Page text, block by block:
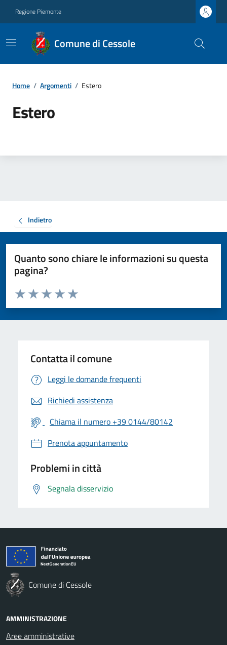
Regione Piemonte
Comune di Cessole
Home / Argomenti / Estero
Estero
Indietro
Quanto sono chiare le informazioni su questa
pagina?
Valuta da 1 a 5 stelle la pagina
Valuta 5 stelle su 5
Valuta 4 stelle su 5
Valuta 3 stelle su 5
Valuta 2 stelle su 5
Valuta 1 stelle su 5
Contatta il comune
Leggi le domande frequenti
Richiedi assistenza
Chiama il numero +39 0144/80142
Prenota appuntamento
Problemi in città
Segnala disservizio
Comune di Cessole
AMMINISTRAZIONE
Aree amministrative